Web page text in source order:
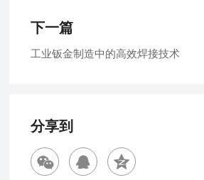
下一篇
工业钣金制造中的高效焊接技术
分享到